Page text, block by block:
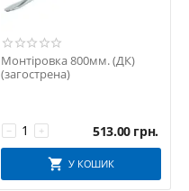
Монтіровка 800мм. (ДК)
(загострена)
+
− 513.00 грн.
У КОШИК